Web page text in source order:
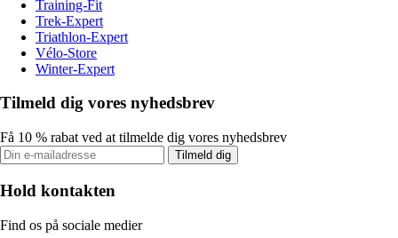
Training-Fit
Trek-Expert
Triathlon-Expert
Vélo-Store
Winter-Expert
Tilmeld dig vores nyhedsbrev
Få 10 % rabat ved at tilmelde dig vores nyhedsbrev
Tilmeld dig
Hold kontakten
Find os på sociale medier